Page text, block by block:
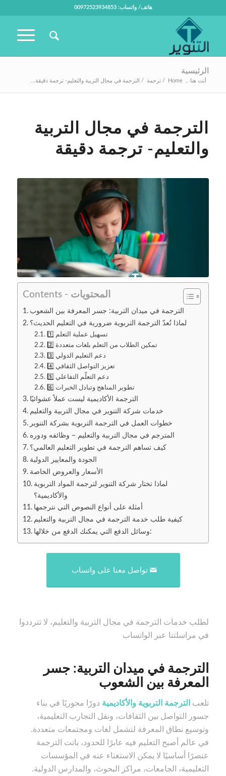
هاتف/ واتساب: 00972523934853
الرئيسية
أنت هنا .. Home
/ ترجمة / الترجمة في مجال التربية والتعليم- ترجمة دقيقة...
الترجمة في مجال التربية
والتعليم- ترجمة دقيقة
Contents - المحتويات
الترجمة في ميدان التربية: جسر المعرفة بين الشعوب
لماذا تُعدّ الترجمة التربوية ضرورية في التعليم الحديث؟
1️⃣ تسهيل عملية التعلم
2️⃣ تمكين الطلاب من التعلم بلغات متعددة
3️⃣ دعم التعليم الدولي
4️⃣ تعزيز التواصل الثقافي
5️⃣ دعم التعلّم التفاعلي
6️⃣ تطوير المناهج وتبادل الخبرات
الترجمة الأكاديمية ليست عملاً عشوائيًا
خدمات شركة التنوير في مجال التربية والتعليم
خطوات العمل في الترجمة التربوية بشركة التنوير
المترجم في مجال التربية والتعليم – وظائفه ودوره
كيف تساهم الترجمة في تطوير التعليم العالمي؟
الجودة والمعايير الدولية
الأسعار والعروض الخاصة
لماذا تختار شركة التنوير لترجمة المواد التربوية
والأكاديمية؟
أمثلة على أنواع النصوص التي نترجمها
كيفية طلب خدمة الترجمة في مجال التربية والتعليم
وسائل الدفع التي يمكنك الدفع من خلالها:
تواصل معنا على واتساب
لطلب خدمات الترجمة في مجال التربية والتعليم، لا تترددوا
في مراسلتنا عبر الواتساب
الترجمة في ميدان التربية: جسر
المعرفة بين الشعوب
تلعب الترجمة التربوية والأكاديمية دورًا محوريًا في بناء
جسور التواصل بين الثقافات، ونقل التجارب التعليمية،
وتوسيع نطاق المعرفة لتشمل لغات ومجتمعات متعددة.
في عالم أصبح التعليم فيه عابرًا للحدود، باتت الترجمة
عنصرًا أساسيًا لا يمكن الاستغناء عنه في المؤسسات
التعليمية، الجامعات، مراكز البحوث، والمدارس الدولية.